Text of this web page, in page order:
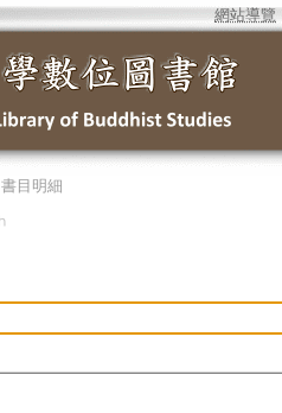
網站導覽
書目明細